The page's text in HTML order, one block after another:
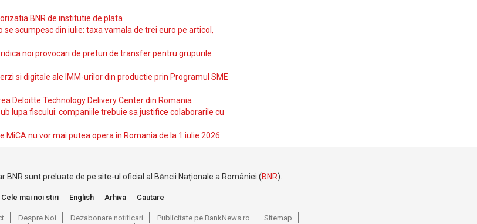
BNR de institutie de plata
se scumpesc din iulie: taxa vamala de trei euro pe articol,
noi provocari de preturi de transfer pentru grupurile
si digitale ale IMM-urilor din productie prin Programul SME
Deloitte Technology Delivery Center din Romania
lupa fiscului: companiile trebuie sa justifice colaborarile cu
nu vor mai putea opera in Romania de la 1 iulie 2026
BNR sunt preluate de pe site-ul oficial al Băncii Naționale a României (BNR).
Cele mai noi stiri English Arhiva Cautare
Despre Noi Dezabonare notificari Publicitate pe BankNews.ro Sitemap